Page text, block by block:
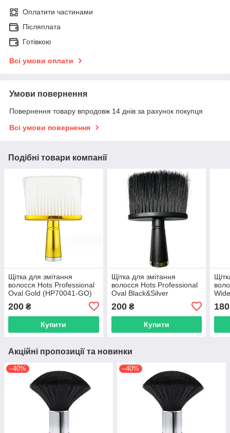
Оплатити частинами
Післяплата
Готівкою
Всі умови оплати
Умови повернення
Повернення товару впродовж 14 днів за рахунок покупця
Всі умови повернення
Подібні товари компанії
Щітка для змітання
волосся Hots Professional
Oval Gold (HP70041-GO)
200 ₴
Купити
Щітка для змітання
волосся Hots Professional
Oval Black&Silver
200₴
Купити
180
Акційні пропозиції та новинки
–40% –40%